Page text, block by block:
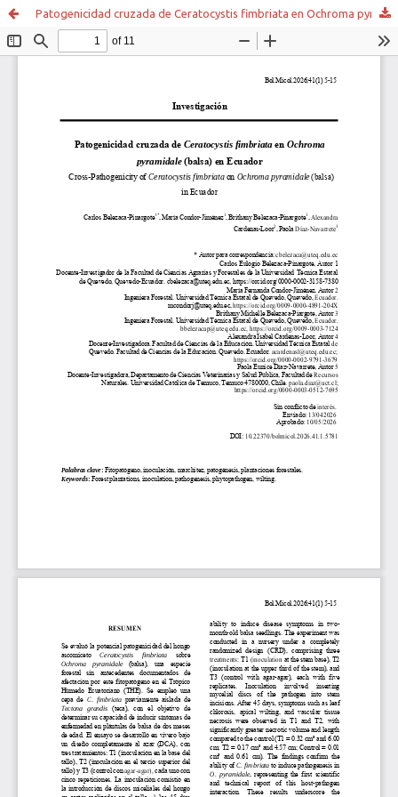
Patogenicidad cruzada de Ceratocystis fimbriata en Ochroma pyramidale (balsa) en Ecuador